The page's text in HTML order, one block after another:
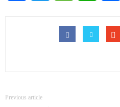
Previous article